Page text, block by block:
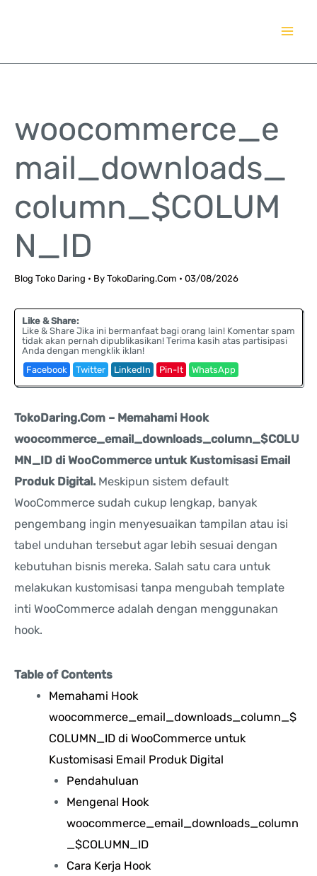
woocommerce_e
mail_downloads_
column_$COLUM
N_ID
Blog Toko Daring • By TokoDaring.Com • 03/08/2026
Like & Share:
Like & Share Jika ini bermanfaat bagi orang lain! Komentar spam
tidak akan pernah dipublikasikan! Terima kasih atas partisipasi
Anda dengan mengklik iklan!
Facebook
Twitter LinkedIn Pin-It WhatsApp
TokoDaring.Com – Memahami Hook
woocommerce_email_downloads_column_$COLU
MN_ID di WooCommerce untuk Kustomisasi Email
Produk Digital. Meskipun sistem default
WooCommerce sudah cukup lengkap, banyak
pengembang ingin menyesuaikan tampilan atau isi
tabel unduhan tersebut agar lebih sesuai dengan
kebutuhan bisnis mereka. Salah satu cara untuk
melakukan kustomisasi tanpa mengubah template
inti WooCommerce adalah dengan menggunakan
hook.
Table of Contents
Memahami Hook
woocommerce_email_downloads_column_$
COLUMN_ID di WooCommerce untuk
Kustomisasi Email Produk Digital
Pendahuluan
Mengenal Hook
woocommerce_email_downloads_column
_$COLUMN_ID
Cara Kerja Hook